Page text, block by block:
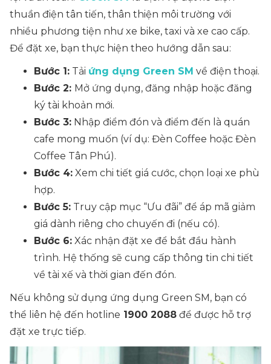
thuần điện tân tiến, thân thiện môi trường với
nhiều phương tiện như xe bike, taxi và xe cao cấp.
Để đặt xe, bạn thực hiện theo hướng dẫn sau:
Bước 1: Tải ứng dụng Green SM về điện thoại.
Bước 2: Mở ứng dụng, đăng nhập hoặc đăng
ký tài khoản mới.
Bước 3: Nhập điểm đón và điểm đến là quán
cafe mong muốn (ví dụ: Đèn Coffee hoặc Đèn
Coffee Tân Phú).
Bước 4: Xem chi tiết giá cước, chọn loại xe phù
hợp.
Bước 5: Truy cập mục “Ưu đãi” để áp mã giảm
giá dành riêng cho chuyến đi (nếu có).
Bước 6: Xác nhận đặt xe để bắt đầu hành
trình. Hệ thống sẽ cung cấp thông tin chi tiết
về tài xế và thời gian đến đón.
Nếu không sử dụng ứng dụng Green SM, bạn có
thể liên hệ đến hotline 1900 2088 để được hỗ trợ
đặt xe trực tiếp.